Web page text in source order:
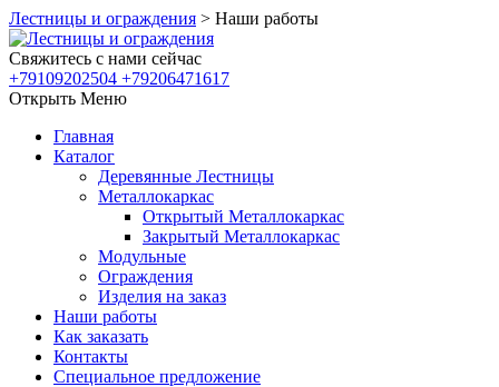
Лестницы и ограждения > Наши работы
Свяжитесь с нами сейчас
+79109202504 +79206471617
Открыть Меню
Главная
Каталог
Деревянные Лестницы
Металлокаркас
Открытый Металлокаркас
Закрытый Металлокаркас
Модульные
Ограждения
Изделия на заказ
Наши работы
Как заказать
Контакты
Специальное предложение